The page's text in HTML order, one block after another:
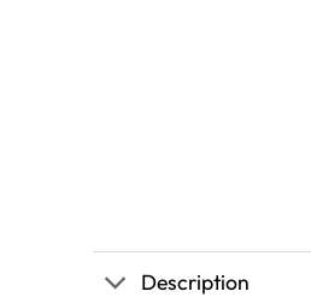
Description